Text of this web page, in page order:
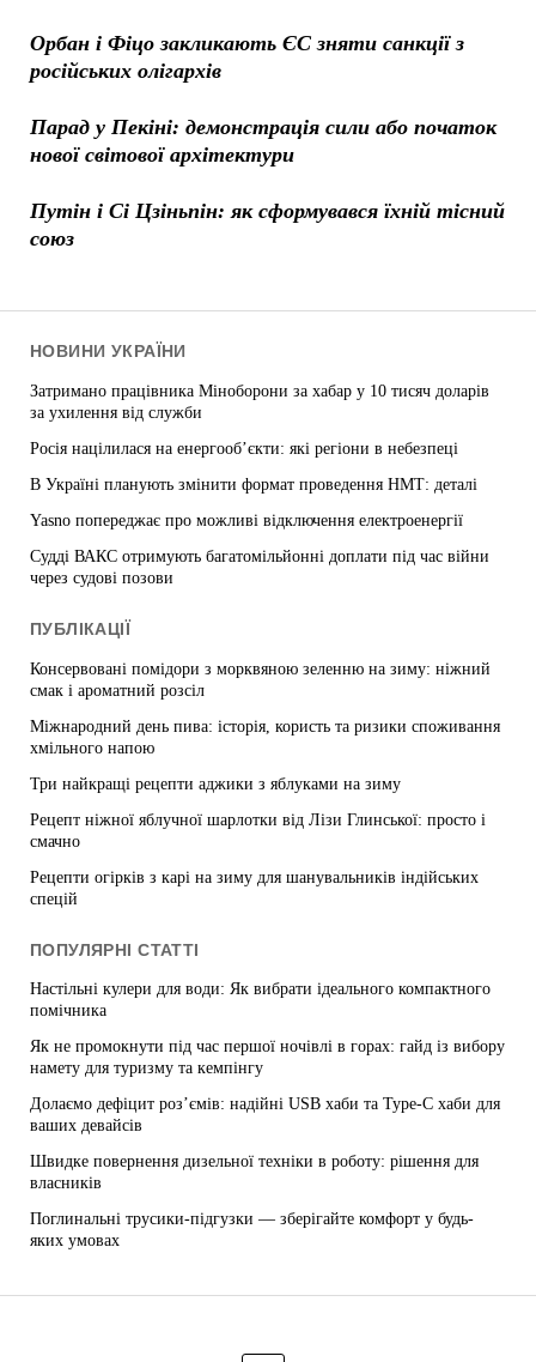
Орбан і Фіцо закликають ЄС зняти санкції з
російських олігархів
Парад у Пекіні: демонстрація сили або початок
нової світової архітектури
Путін і Сі Цзіньпін: як сформувався їхній тісний
союз
НОВИНИ УКРАЇНИ
Затримано працівника Міноборони за хабар у 10 тисяч доларів
за ухилення від служби
Росія націлилася на енергооб’єкти: які регіони в небезпеці
В Україні планують змінити формат проведення НМТ: деталі
Yasno попереджає про можливі відключення електроенергії
Судді ВАКС отримують багатомільйонні доплати під час війни
через судові позови
ПУБЛІКАЦІЇ
Консервовані помідори з морквяною зеленню на зиму: ніжний
смак і ароматний розсіл
Міжнародний день пива: історія, користь та ризики споживання
хмільного напою
Три найкращі рецепти аджики з яблуками на зиму
Рецепт ніжної яблучної шарлотки від Лізи Глинської: просто і
смачно
Рецепти огірків з карі на зиму для шанувальників індійських
спецій
ПОПУЛЯРНІ СТАТТІ
Настільні кулери для води: Як вибрати ідеального компактного
помічника
Як не промокнути під час першої ночівлі в горах: гайд із вибору
намету для туризму та кемпінгу
Долаємо дефіцит роз’ємів: надійні USB хаби та Type-C хаби для
ваших девайсів
Швидке повернення дизельної техніки в роботу: рішення для
власників
Поглинальні трусики-підгузки — зберігайте комфорт у будь-
яких умовах